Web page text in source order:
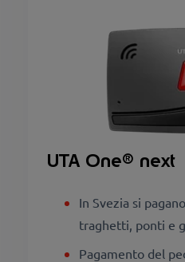
UTA One® next
In Svezia si
traghetti, ponti e
Pagamento del